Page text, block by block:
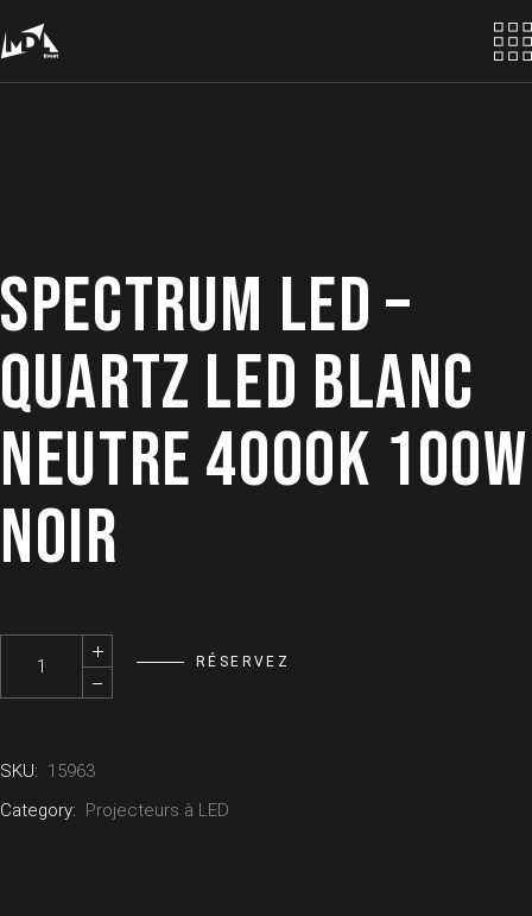
the
content
SPECTRUM LED –
QUARTZ LED BLANC
NEUTRE 4000K 100W
NOIR
SPECTRUM LED - Quartz Led Blanc Neutre 4000K 100W Noir
RÉSERVEZ
SKU: 15963
Category: Projecteurs à LED